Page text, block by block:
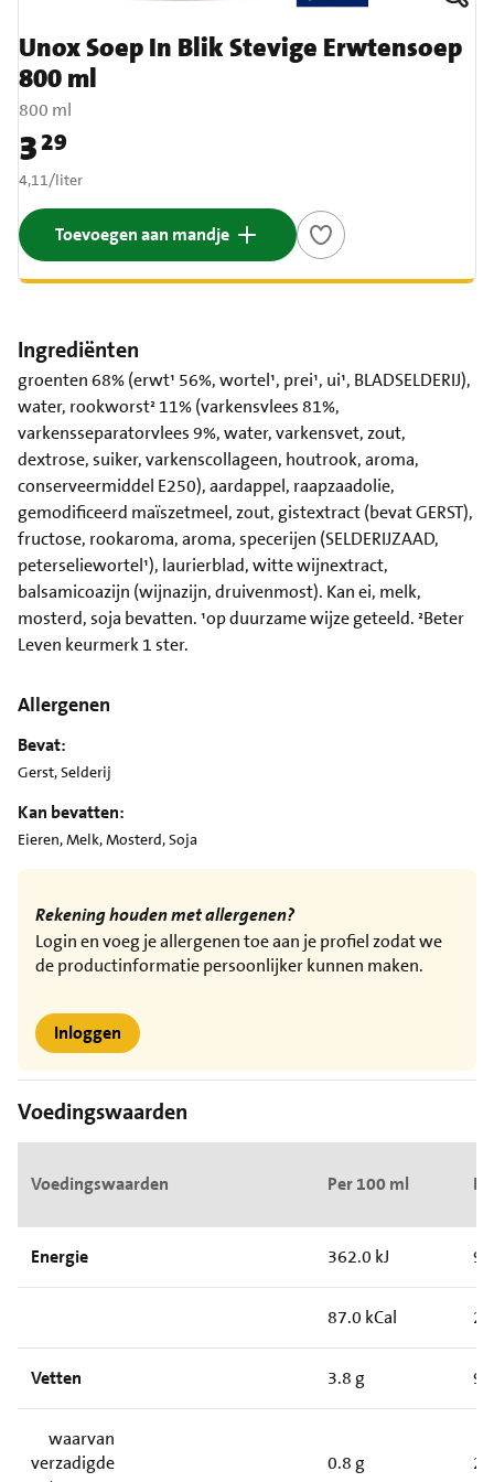
Unox Soep In Blik Stevige Erwtensoep
800 ml
800 ml
Prijs: € 3,29
329
€ 4,11 per liter
4,11/liter
Toevoegen aan mandje
Ingrediënten
groenten 68% (erwt¹ 56%, wortel¹, prei¹, ui¹, BLADSELDERIJ),
water, rookworst² 11% (varkensvlees 81%,
varkensseparatorvlees 9%, water, varkensvet, zout,
dextrose, suiker, varkenscollageen, houtrook, aroma,
conserveermiddel E250), aardappel, raapzaadolie,
gemodificeerd maïszetmeel, zout, gistextract (bevat GERST),
fructose, rookaroma, aroma, specerijen (SELDERIJZAAD,
peterseliewortel¹), laurierblad, witte wijnextract,
balsamicoazijn (wijnazijn, druivenmost). Kan ei, melk,
mosterd, soja bevatten. ¹op duurzame wijze geteeld. ²Beter
Leven keurmerk 1 ster.
Allergenen
Bevat:
Gerst, Selderij
Kan bevatten:
Eieren, Melk, Mosterd, Soja
Rekening houden met allergenen?
Login en voeg je allergenen toe aan je profiel zodat we
de productinformatie persoonlijker kunnen maken.
Inloggen
Voedingswaarden
Voedingswaarden Per 100 ml
Energie 362.0 kJ
87.0 kCal
Vetten 3.8 g
waarvan
verzadigde
0.8 g